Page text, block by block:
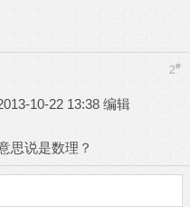
2#
10-22 13:38 编辑
思说是数理？